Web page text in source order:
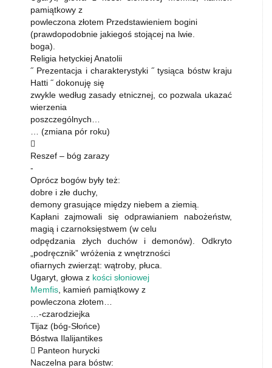
pamiątkowy z
powleczona złotem Przedstawieniem bogini
(prawdopodobnie jakiegoś stojącej na lwie.
boga).
Religia hetyckiej Anatolii
˝ Prezentacja i charakterystyki ˝ tysiąca bóstw kraju
Hatti ˝ dokonuję się
zwykle według zasady etnicznej, co pozwala ukazać
wierzenia
poszczególnych…
… (zmiana pór roku)

Reszef – bóg zarazy
-
Oprócz bogów były też:
dobre i złe duchy,
demony grasujące między niebem a ziemią.
Kapłani zajmowali się odprawianiem nabożeństw,
magią i czarnoksięstwem (w celu
odpędzania złych duchów i demonów). Odkryto
„podręcznik” wróżenia z wnętrzności
ofiarnych zwierząt: wątroby, płuca.
Ugaryt, głowa z kości słoniowej
Memfis , kamień pamiątkowy z
powleczona złotem…
…-czarodziejka
Tijaz (bóg-Słońce)
Bóstwa Ilalijantikes
 Panteon hurycki
Naczelna para bóstw: